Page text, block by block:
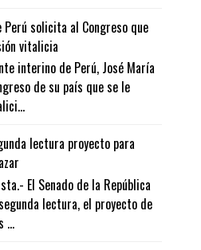
solicita al Congreso que
vitalicia
interino de Perú, José María
de su país que se le
lectura proyecto para
El Senado de la República
lectura, el proyecto de
...